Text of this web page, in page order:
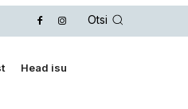
Otsi
Head isu